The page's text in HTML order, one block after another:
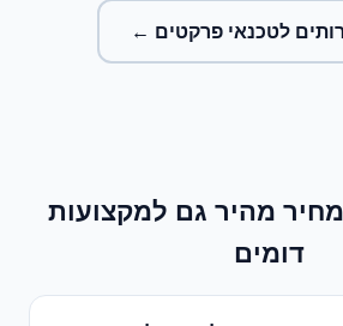
לטכנאי פרקטים ←
מהיר גם למקצועות
דומים